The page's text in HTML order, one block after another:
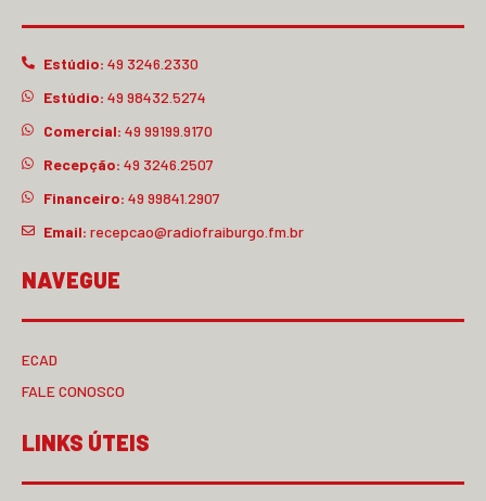
Estúdio: 49 3246.2330
Estúdio: 49 98432.5274
Comercial: 49 99199.9170
Recepção: 49 3246.2507
Financeiro: 49 99841.2907
Email: recepcao@radiofraiburgo.fm.br
NAVEGUE
ECAD
FALE CONOSCO
LINKS ÚTEIS